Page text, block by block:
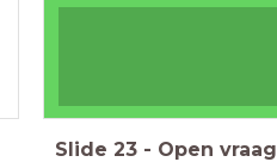
Slide 23 - Open vraag